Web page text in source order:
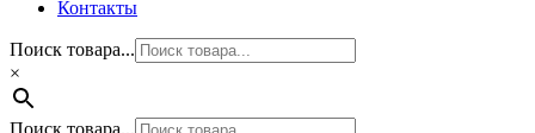
Контакты
Поиск товара...
×
Поиск товара...